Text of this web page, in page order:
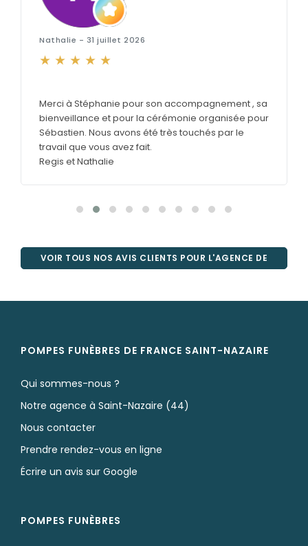
Nathalie - 31 juillet 2026
Merci à Stéphanie pour son accompagnement , sa
bienveillance et pour la cérémonie organisée pour
Sébastien. Nous avons été très touchés par le
travail que vous avez fait.
Regis et Nathalie
VOIR TOUS NOS AVIS CLIENTS POUR L'AGENCE DE
POMPES FUNÈBRES DE FRANCE SAINT-NAZAIRE
Qui sommes-nous ?
Notre agence à Saint-Nazaire (44)
Nous contacter
Prendre rendez-vous en ligne
Écrire un avis sur Google
POMPES FUNÈBRES